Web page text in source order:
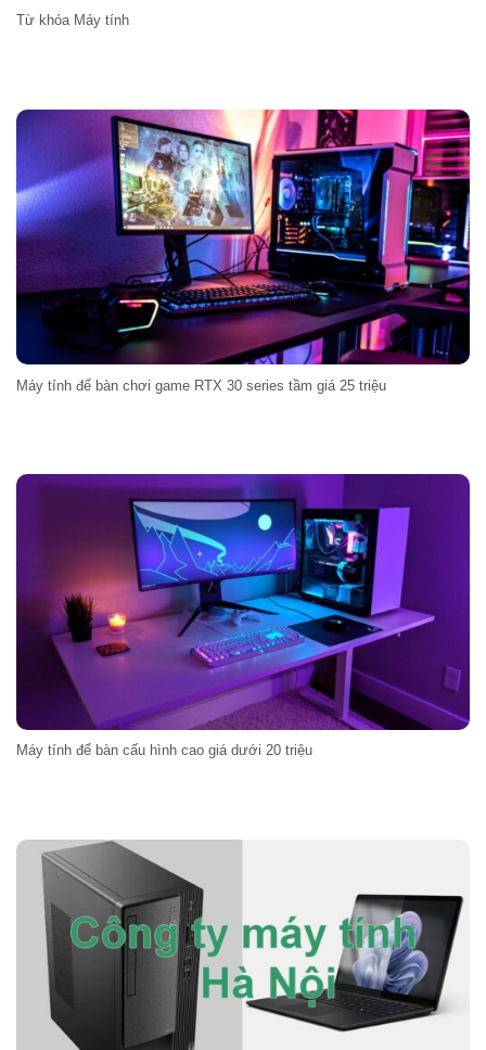
Từ khóa Máy tính
Máy tính để bàn chơi game RTX 30 series tầm giá 25 triệu
Máy tính để bàn cấu hình cao giá dưới 20 triệu